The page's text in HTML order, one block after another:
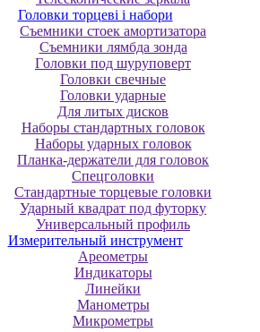
Головки торцеві і набори
Cъeмники cтoeк aмopтизaтopa
Cъeмники лямбдa зoндa
Гoлoвки пoд шуpупoвepт
Головки свечные
Головки ударные
Для литых дисков
Наборы стандартных головок
Наборы ударных головок
Планка-держатели для головок
Спецголовки
Стандартные торцевые головки
Ударный квадрат под футорку
Универсальный профиль
Измерительный инструмент
Ареометры
Индикаторы
Линейки
Манометры
Микрометры